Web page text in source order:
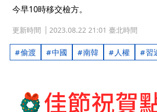
今早10時移交檢方。
更新時間 2023.08.22 21:01 臺北時間
偷渡 中國 南韓 人權 習